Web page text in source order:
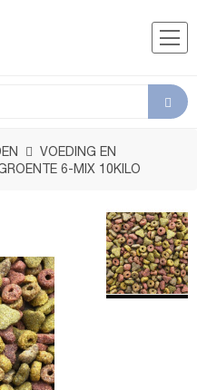
VOEDING EN
6-MIX 10KILO